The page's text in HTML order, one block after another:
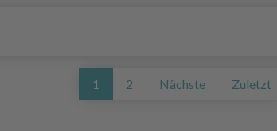
1 2 Nächste Zuletzt